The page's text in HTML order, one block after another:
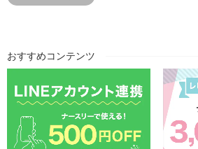
おすすめコンテンツ